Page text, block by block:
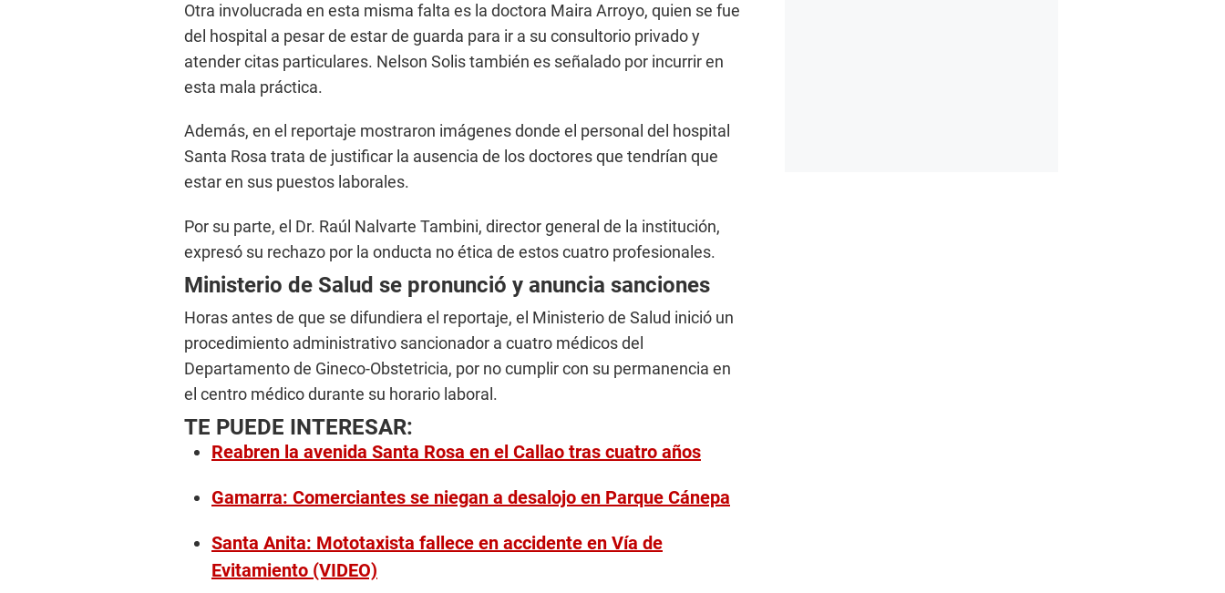
Otra involucrada en esta misma falta es la doctora Maira Arroyo, quien se fue
del hospital a pesar de estar de guarda para ir a su consultorio privado y
atender citas particulares. Nelson Solis también es señalado por incurrir en
esta mala práctica.
Además, en el reportaje mostraron imágenes donde el personal del hospital
Santa Rosa trata de justificar la ausencia de los doctores que tendrían que
estar en sus puestos laborales.
Por su parte, el Dr. Raúl Nalvarte Tambini, director general de la institución,
expresó su rechazo por la onducta no ética de estos cuatro profesionales.
Ministerio de Salud se pronunció y anuncia sanciones
Horas antes de que se difundiera el reportaje, el Ministerio de Salud inició un
procedimiento administrativo sancionador a cuatro médicos del
Departamento de Gineco-Obstetricia, por no cumplir con su permanencia en
el centro médico durante su horario laboral.
TE PUEDE INTERESAR:
Reabren la avenida Santa Rosa en el Callao tras cuatro años
Gamarra: Comerciantes se niegan a desalojo en Parque Cánepa
Santa Anita: Mototaxista fallece en accidente en Vía de
Evitamiento (VIDEO)